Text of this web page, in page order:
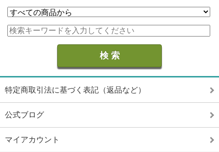
特定商取引法に基づく表記（返品など）
公式ブログ
マイアカウント